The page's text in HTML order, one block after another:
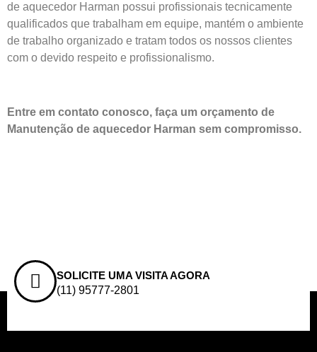
de aquecedor Harman possui profissionais tecnicamente
qualificados que trabalham em equipe, mantém o ambiente
de trabalho organizado e tratam todos os nossos clientes
com o devido respeito e profissionalismo.
Entre em contato conosco, faça um orçamento de
Manutenção de aquecedor Harman sem compromisso.
SOLICITE UMA VISITA AGORA
(11) 95777-2801